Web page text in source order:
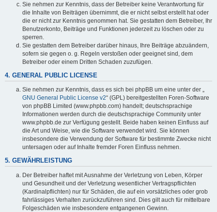
Sie nehmen zur Kenntnis, dass der Betreiber keine Verantwortung für
die Inhalte von Beiträgen übernimmt, die er nicht selbst erstellt hat oder
die er nicht zur Kenntnis genommen hat. Sie gestatten dem Betreiber, Ihr
Benutzerkonto, Beiträge und Funktionen jederzeit zu löschen oder zu
sperren.
Sie gestatten dem Betreiber darüber hinaus, Ihre Beiträge abzuändern,
sofern sie gegen o. g. Regeln verstoßen oder geeignet sind, dem
Betreiber oder einem Dritten Schaden zuzufügen.
4. GENERAL PUBLIC LICENSE
Sie nehmen zur Kenntnis, dass es sich bei phpBB um eine unter der „
GNU General Public License v2“ (GPL) bereitgestellten Foren-Software
von phpBB Limited (www.phpbb.com) handelt; deutschsprachige
Informationen werden durch die deutschsprachige Community unter
www.phpbb.de zur Verfügung gestellt. Beide haben keinen Einfluss auf
die Art und Weise, wie die Software verwendet wird. Sie können
insbesondere die Verwendung der Software für bestimmte Zwecke nicht
untersagen oder auf Inhalte fremder Foren Einfluss nehmen.
5. GEWÄHRLEISTUNG
Der Betreiber haftet mit Ausnahme der Verletzung von Leben, Körper
und Gesundheit und der Verletzung wesentlicher Vertragspflichten
(Kardinalpflichten) nur für Schäden, die auf ein vorsätzliches oder grob
fahrlässiges Verhalten zurückzuführen sind. Dies gilt auch für mittelbare
Folgeschäden wie insbesondere entgangenen Gewinn.